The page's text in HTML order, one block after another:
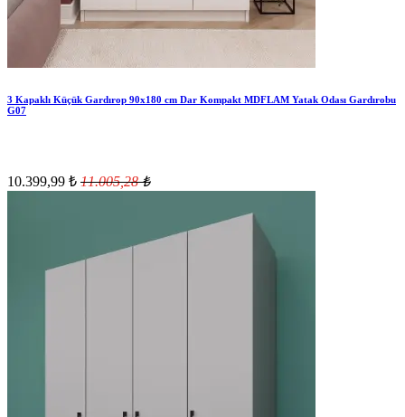
3 Kapaklı Küçük Gardırop 90x180 cm Dar Kompakt MDFLAM Yatak Odası Gardırobu
G07
10.399,99 ₺ 11.005,28₺